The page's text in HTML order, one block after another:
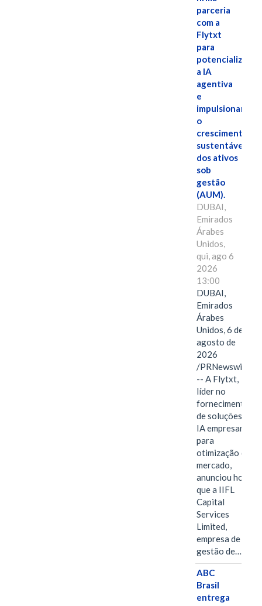
parceria
com a
Flytxt
para
potencializar
a IA
agentiva
e
impulsionar
o
crescimento
sustentável
dos ativos
sob
gestão
(AUM).
DUBAI,
Emirados
Árabes
Unidos,
qui, ago 6
2026
13:00
DUBAI,
Emirados
Árabes
Unidos, 6 de
agosto de
2026
/PRNewswire/
-- A Flytxt,
líder no
fornecimento
de soluções de
IA empresarial
para
otimização de
mercado,
anunciou hoje
que a IIFL
Capital
Services
Limited,
empresa de
gestão de…
ABC
Brasil
entrega